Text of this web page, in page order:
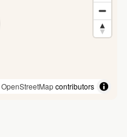
OpenStreetMapcontributors